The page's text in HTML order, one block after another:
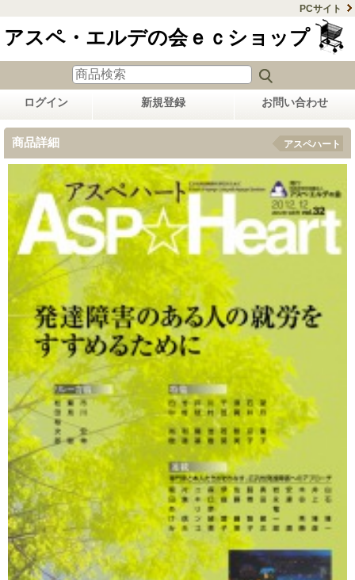
PCサイト
アスペ・エルデの会ｅｃショップ
ログイン 新規登録 お問い合わせ
商品詳細 アスペハート